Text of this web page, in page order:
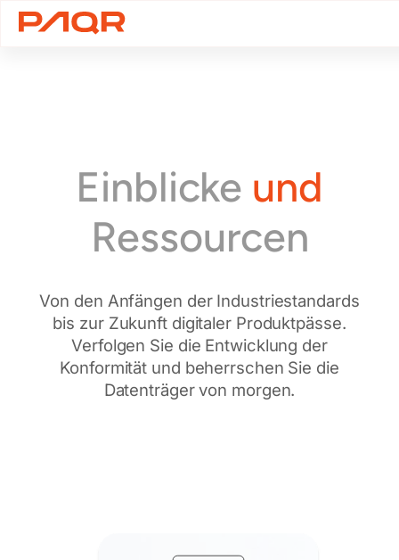
Einblicke und
Ressourcen
Von den Anfängen der Industriestandards
bis zur Zukunft digitaler Produktpässe.
Verfolgen Sie die Entwicklung der
Konformität und beherrschen Sie die
Datenträger von morgen.